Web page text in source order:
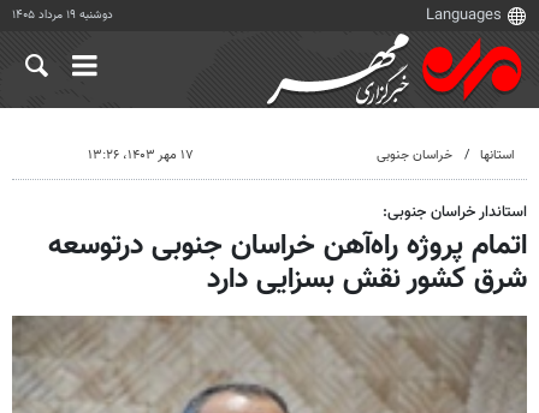
دوشنبه ۱۹ مرداد ۱۴۰۵
استانها خراسان جنوبی ۱۷ مهر ۱۴۰۳، ۱۳:۲۶
استاندار خراسان جنوبی:
اتمام پروژه راه‌آهن خراسان جنوبی درتوسعه
شرق کشور نقش بسزایی دارد